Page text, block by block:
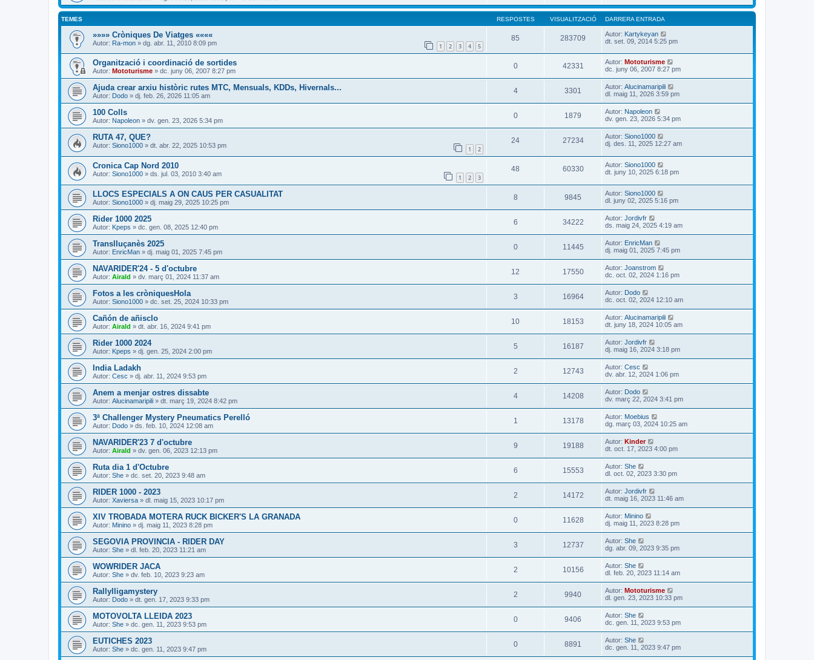
TEMES RESPOSTES VISUALITZACIÓ DARRERA ENTRADA
»»»» Cròniques De Viatges ««««
Autor: Ra-mon » dg. abr. 11, 2010 8:09 pm 1 2 3 4 5
85 283709 Autor: Kartykeyan
dt. set. 09, 2014 5:25 pm
Organització i coordinació de sortides
Autor: Mototurisme » dc. juny 06, 2007 8:27 pm
0 42331 Autor: Mototurisme
dc. juny 06, 2007 8:27 pm
Ajuda crear arxiu històric rutes MTC, Mensuals, KDDs, Hivernals...
Autor: Dodo » dj. feb. 26, 2026 11:05 am
4 3301 Autor: Alucinamaripili
dl. maig 11, 2026 3:59 pm
100 Colls
Autor: Napoleon » dv. gen. 23, 2026 5:34 pm
0 1879 Autor: Napoleon
dv. gen. 23, 2026 5:34 pm
RUTA 47, QUE?
Autor: Siono1000 » dt. abr. 22, 2025 10:53 pm 1 2
24 27234 Autor: Siono1000
dj. des. 11, 2025 12:27 am
Cronica Cap Nord 2010
Autor: Siono1000 » ds. jul. 03, 2010 3:40 am 1 2 3
48 60330 Autor: Siono1000
dt. juny 10, 2025 6:18 pm
LLOCS ESPECIALS A ON CAUS PER CASUALITAT
Autor: Siono1000 » dj. maig 29, 2025 10:25 pm
8 9845 Autor: Siono1000
dl. juny 02, 2025 5:16 pm
Rider 1000 2025
Autor: Kpeps » dc. gen. 08, 2025 12:40 pm
6 34222 Autor: Jordivfr
ds. maig 24, 2025 4:19 am
Translluçanès 2025
Autor: EnricMan » dj. maig 01, 2025 7:45 pm
0 11445 Autor: EnricMan
dj. maig 01, 2025 7:45 pm
NAVARIDER'24 - 5 d'octubre
Autor: Airald » dv. març 01, 2024 11:37 am
12 17550 Autor: Joanstrom
dc. oct. 02, 2024 1:16 pm
Fotos a les cròniquesHola
Autor: Siono1000 » dc. set. 25, 2024 10:33 pm
3 16964 Autor: Dodo
dc. oct. 02, 2024 12:10 am
Cañón de añisclo
Autor: Airald » dt. abr. 16, 2024 9:41 pm
10 18153 Autor: Alucinamaripili
dt. juny 18, 2024 10:05 am
Rider 1000 2024
Autor: Kpeps » dj. gen. 25, 2024 2:00 pm
5 16187 Autor: Jordivfr
dj. maig 16, 2024 3:18 pm
India Ladakh
Autor: Cesc » dj. abr. 11, 2024 9:53 pm
2 12743 Autor: Cesc
dv. abr. 12, 2024 1:06 pm
Anem a menjar ostres dissabte
Autor: Alucinamaripili » dt. març 19, 2024 8:42 pm
4 14208 Autor: Dodo
dv. març 22, 2024 3:41 pm
3ª Challenger Mystery Pneumatics Perelló
Autor: Dodo » ds. feb. 10, 2024 12:08 am
1 13178 Autor: Moebius
dg. març 03, 2024 10:25 am
NAVARIDER'23 7 d'octubre
Autor: Airald » dv. gen. 06, 2023 12:13 pm
9 19188 Autor: Kinder
dt. oct. 17, 2023 4:00 pm
Ruta dia 1 d'Octubre
Autor: She » dc. set. 20, 2023 9:48 am
6 15553 Autor: She
dl. oct. 02, 2023 3:30 pm
RIDER 1000 - 2023
Autor: Xaviersa » dl. maig 15, 2023 10:17 pm
2 14172 Autor: Jordivfr
dt. maig 16, 2023 11:46 am
XIV TROBADA MOTERA RUCK BICKER'S LA GRANADA
Autor: Minino » dj. maig 11, 2023 8:28 pm
0 11628 Autor: Minino
dj. maig 11, 2023 8:28 pm
SEGOVIA PROVINCIA - RIDER DAY
Autor: She » dl. feb. 20, 2023 11:21 am
3 12737 Autor: She
dg. abr. 09, 2023 9:35 pm
WOWRIDER JACA
Autor: She » dv. feb. 10, 2023 9:23 am
2 10156 Autor: She
dl. feb. 20, 2023 11:14 am
Rallylligamystery
Autor: Dodo » dt. gen. 17, 2023 9:33 pm
2 9940 Autor: Mototurisme
dl. gen. 23, 2023 10:33 pm
MOTOVOLTA LLEIDA 2023
Autor: She » dc. gen. 11, 2023 9:53 pm
0 9406 Autor: She
dc. gen. 11, 2023 9:53 pm
EUTICHES 2023
Autor: She » dc. gen. 11, 2023 9:47 pm
0 8891 Autor: She
dc. gen. 11, 2023 9:47 pm